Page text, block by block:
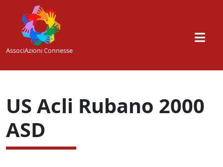
Skip to main content
AssociAzioni Connesse
US Acli Rubano 2000
ASD